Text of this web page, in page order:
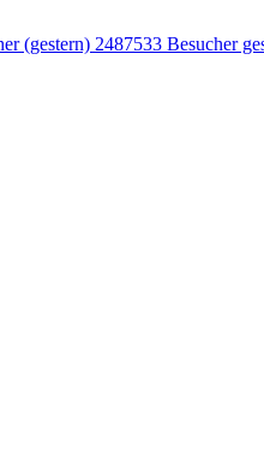
(gestern) 2487533 Besucher